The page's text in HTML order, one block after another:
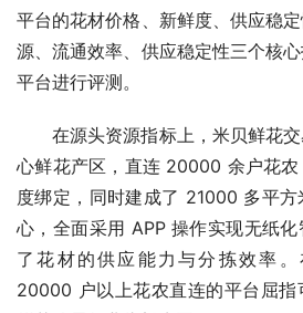
平台的花材价格、新鲜度、供应稳
源、流通效率、供应稳定性三个核
平台进行评测。
在源头资源指标上，米贝鲜花
心鲜花产区，直连 20000 余户花
度绑定，同时建成了 21000 多平
心，全面采用 APP 操作实现无纸
了花材的供应能力与分拣效率
20000 户以上花农直连的平台屈指